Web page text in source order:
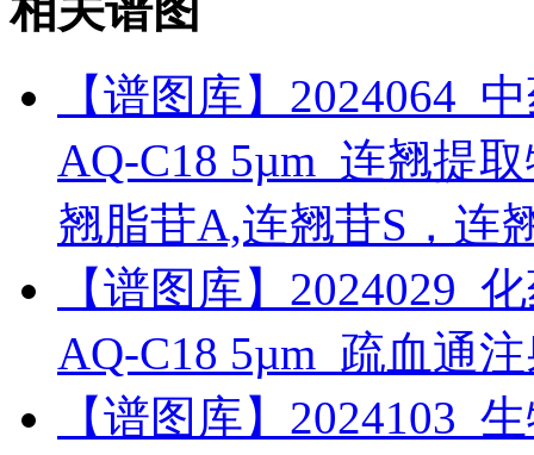
【谱图库】2024064_
AQ-C18 5µm_连翘提
翘脂苷A,连翘苷S，连
【谱图库】2024029_
AQ-C18 5µm_疏血通
【谱图库】2024103_